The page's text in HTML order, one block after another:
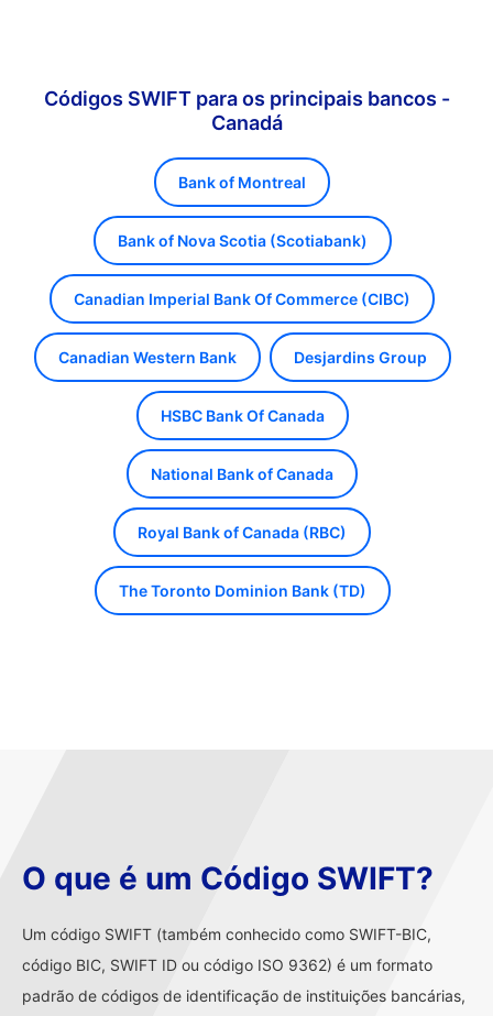
Códigos SWIFT para os principais bancos -
Canadá
Bank of Montreal
Bank of Nova Scotia (Scotiabank)
Canadian Imperial Bank Of Commerce (CIBC)
Canadian Western Bank Desjardins Group
HSBC Bank Of Canada
National Bank of Canada
Royal Bank of Canada (RBC)
The Toronto Dominion Bank (TD)
O que é um Código SWIFT?
Um código SWIFT (também conhecido como SWIFT-BIC,
código BIC, SWIFT ID ou código ISO 9362) é um formato
padrão de códigos de identificação de instituições bancárias,